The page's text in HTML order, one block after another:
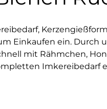
Einkaufen ein. Durch
mit Rähmchen,
Imkereibedarf